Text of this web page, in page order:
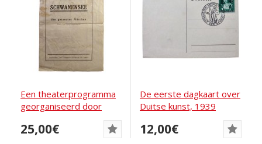
Een theaterprogramma
georganiseerd door
25,00€
De eerste dagkaart over
Duitse kunst, 1939
12,00€